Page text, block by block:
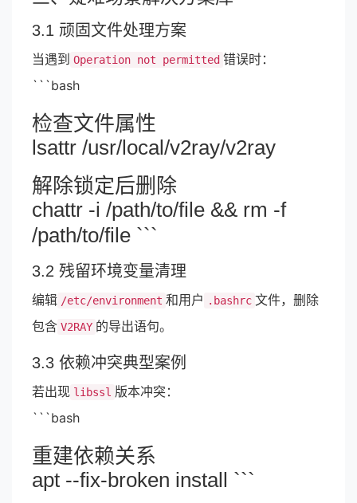
3.1 顽固文件处理方案
当遇到 Operation not permitted 错误时：
```bash
检查文件属性
lsattr /usr/local/v2ray/v2ray
解除锁定后删除
chattr -i /path/to/file && rm -f
/path/to/file ```
3.2 残留环境变量清理
编辑 /etc/environment 和用户 .bashrc 文件，删除
包含 V2RAY 的导出语句。
3.3 依赖冲突典型案例
若出现 libssl 版本冲突：
```bash
重建依赖关系
apt --fix-broken install ```